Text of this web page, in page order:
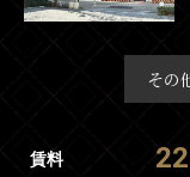
その
賃料